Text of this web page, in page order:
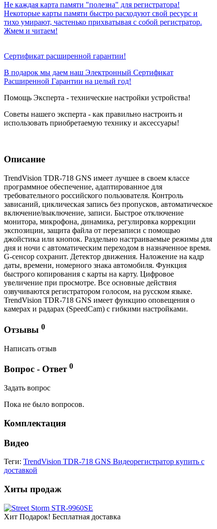
Не каждая карта памяти "полезна" для регистратора!
Некоторые карты памяти быстро расходуют свой ресурс и
тихо умирают, частенько прихватывая с собой регистратор.
Жмем и читаем!
Сертификат расширенной гарантии!
В подарок мы даем наш Электронный Сертификат
Расширенной Гарантии на целый год!
Помощь Эксперта - технические настройки устройства!
Советы нашего эксперта - как правильно настроить и
использовать приобретаемую технику и аксессуары!
Описание
TrendVision TDR-718 GNS имеет лучшее в своем классе
программное обеспечение, адаптированное для
требовательного российского пользователя. Контроль
зависаний, циклическая запись без пропусков, автоматическое
включение/выключение, записи. Быстрое отключение
монитора, микрофона, динамика, регулировка коррекции
экспозиции, защита файла от перезаписи с помощью
джойстика или кнопок. Раздельно настраиваемые режимы для
дня и ночи с автоматическим переходом в назначенное время.
G-сенсор сохранит. Детектор движения. Наложение на кадр
даты, времени, номерного знака автомобиля. Функция
быстрого копирования с карты на карту. Цифровое
увеличение при просмотре. Все основные действия
озвучиваются регистратором голосом, на русском языке.
TrendVision TDR-718 GNS имеет функцию оповещения о
камерах и радарах (SpeedCam) с гибкими настройками.
Отзывы 0
Написать отзыв
Вопрос - Ответ 0
Задать вопрос
Пока не было вопросов.
Комплектация
Видео
Теги: TrendVision TDR-718 GNS Видеорегистратор купить с
доставкой
Хиты продаж
Хит Подарок! Бесплатная доставка